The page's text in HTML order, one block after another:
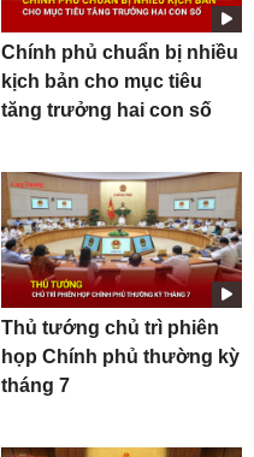
Chính phủ chuẩn bị nhiều
kịch bản cho mục tiêu
tăng trưởng hai con số
Thủ tướng chủ trì phiên
họp Chính phủ thường kỳ
tháng 7